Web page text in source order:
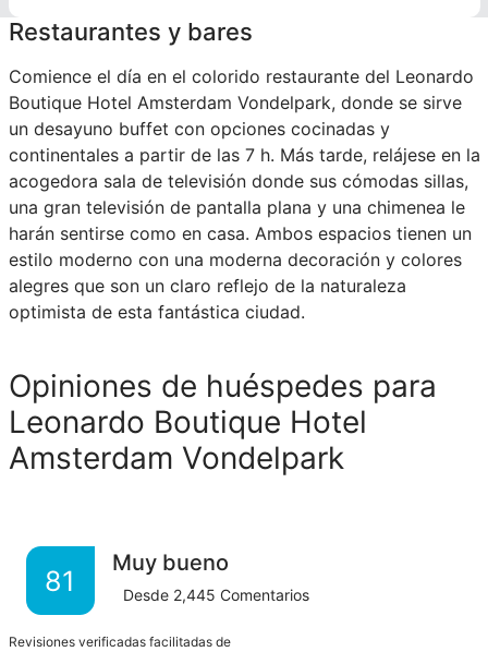
Restaurantes y bares
Comience el día en el colorido restaurante del Leonardo
Boutique Hotel Amsterdam Vondelpark, donde se sirve
un desayuno buffet con opciones cocinadas y
continentales a partir de las 7 h. Más tarde, relájese en la
acogedora sala de televisión donde sus cómodas sillas,
una gran televisión de pantalla plana y una chimenea le
harán sentirse como en casa. Ambos espacios tienen un
estilo moderno con una moderna decoración y colores
alegres que son un claro reflejo de la naturaleza
optimista de esta fantástica ciudad.
Opiniones de huéspedes para
Leonardo Boutique Hotel
Amsterdam Vondelpark
81
Muy bueno
Desde 2,445 Comentarios
Revisiones verificadas facilitadas de